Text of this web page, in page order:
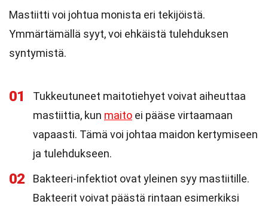
Mastiitti voi johtua monista eri tekijöistä.
Ymmärtämällä syyt, voi ehkäistä tulehduksen
syntymistä.
01
Tukkeutuneet maitotiehyet voivat aiheuttaa
mastiittia, kun maito ei pääse virtaamaan
vapaasti. Tämä voi johtaa maidon kertymiseen
ja tulehdukseen.
02
Bakteeri-infektiot ovat yleinen syy mastiitille.
Bakteerit voivat päästä rintaan esimerkiksi